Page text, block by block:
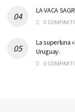
LA VACA
0
La superluna
Uruguay.
0